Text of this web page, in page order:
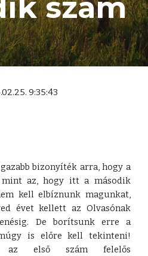
szám
9:35:43
bizonyíték arra, hogy a
mint az, hogy itt a második
kell elbíznunk magunkat,
évet kellett az Olvasónak
De borítsunk erre a
is előre kell tekinteni!
az első szám felelős